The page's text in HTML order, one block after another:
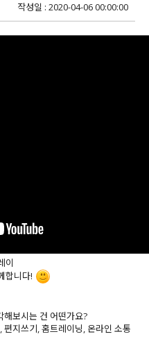
작성일 : 2020-04-06 00:00:00
이
합니다!
해보시는 건 어떤가요?
지쓰기, 홈트레이닝, 온라인 소통